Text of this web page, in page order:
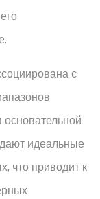
с
идеальные
что приводит к